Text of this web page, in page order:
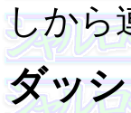
しから
ダッ